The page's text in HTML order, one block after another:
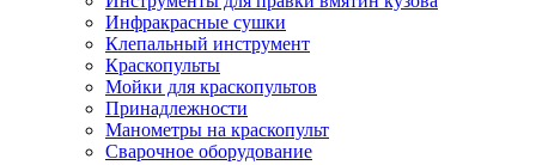
Инфракрасные сушки
Клепальный инструмент
Краскопульты
Мойки для краскопультов
Принадлежности
Манометры на краскопульт
Сварочное оборудование